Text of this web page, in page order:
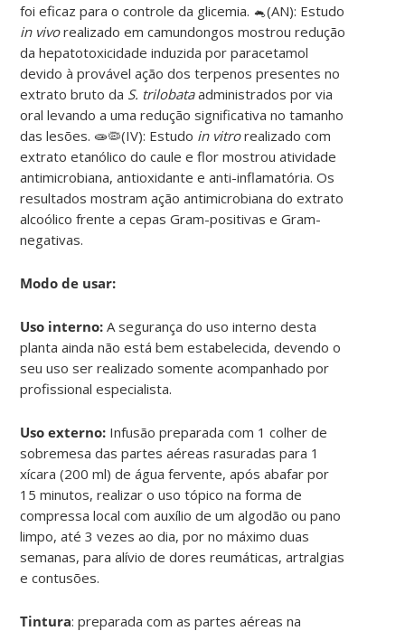
foi eficaz para o controle da glicemia. 🐁(AN): Estudo
in vivorealizado em camundongos mostrou redução
da hepatotoxicidade induzida por paracetamol
devido à provável ação dos terpenos presentes no
extrato bruto da S. trilobataadministrados por via
oral levando a uma redução significativa no tamanho
das lesões. 🧫🦠(IV): Estudo in vitrorealizado com
extrato etanólico do caule e flor mostrou atividade
antimicrobiana, antioxidante e anti-inflamatória. Os
resultados mostram ação antimicrobiana do extrato
alcoólico frente a cepas Gram-positivas e Gram-
negativas.
Modo de usar:
Uso interno: A segurança do uso interno desta
planta ainda não está bem estabelecida, devendo o
seu uso ser realizado somente acompanhado por
profissional especialista.
Uso externo: Infusão preparada com 1 colher de
sobremesa das partes aéreas rasuradas para 1
xícara (200 ml) de água fervente, após abafar por
15 minutos, realizar o uso tópico na forma de
compressa local com auxílio de um algodão ou pano
limpo, até 3 vezes ao dia, por no máximo duas
semanas, para alívio de dores reumáticas, artralgias
e contusões.
Tintura: preparada com as partes aéreas na